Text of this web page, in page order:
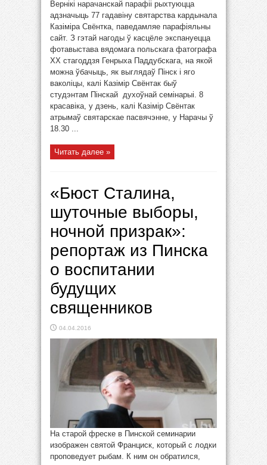
Вернікі нарачанскай парафіі рыхтуюцца
адзначыць 77 гадавіну святарства кардынала
Казіміра Свёнтка, паведамляе парафіяльны
сайт. З гэтай нагоды ў касцёле экспануецца
фотавыстава вядомага польскага фатографа
ХХ стагоддзя Генрыха Паддубскага, на якой
можна ўбачыць, як выглядаў Пінск і яго
ваколіцы, калі Казімір Свёнтак быў
студэнтам Пінскай духоўнай семінарыі. 8
красавіка, у дзень, калі Казімір Свёнтак
атрымаў святарскае пасвячэнне, у Нарачы ў
18.30 ...
Читать далее »
«Бюст Сталина,
шуточные выборы,
ночной призрак»:
репортаж из Пинска
о воспитании
будущих
священников
04.04.2016
На старой фреске в Пинской семинарии
изображен святой Франциск, который с лодки
проповедует рыбам. К ним он обратился,